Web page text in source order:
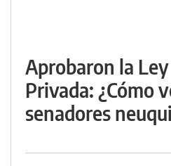
Aprobaron la
Privada: ¿Cómo
senadores